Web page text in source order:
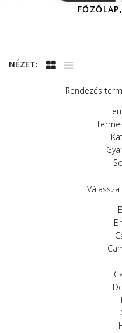
NÉZET:
Rendezés